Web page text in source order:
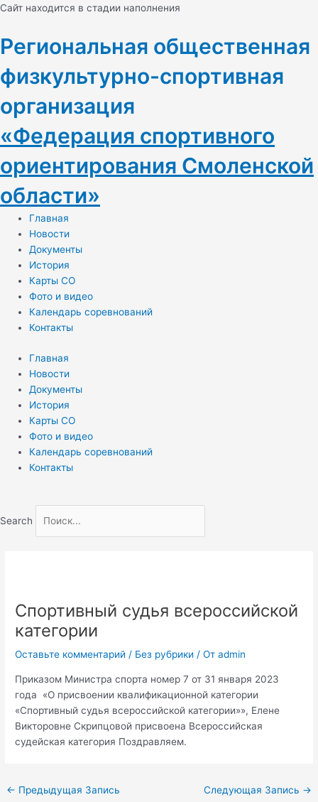
Перейти
содержимому
Cайт находится в стадии наполнения
Региональная общественная
физкультурно-спортивная
организация
«Федерация спортивного
ориентирования Смоленской
области»
Главная
Новости
Документы
История
Карты СО
Фото и видео
Календарь соревнований
Контакты
Главная
Новости
Документы
История
Карты СО
Фото и видео
Календарь соревнований
Контакты
Search
Спортивный судья всероссийской
категории
Оставьте комментарий / Без рубрики / Отadmin
Приказом Министра спорта номер 7 от 31 января 2023
года «О присвоении квалификационной категории
«Спортивный судья всероссийской категории»», Елене
Викторовне Скрипцовой присвоена Всероссийская
судейская категория Поздравляем.
Навигация
записям
← Предыдущая Запись Следующая Запись →